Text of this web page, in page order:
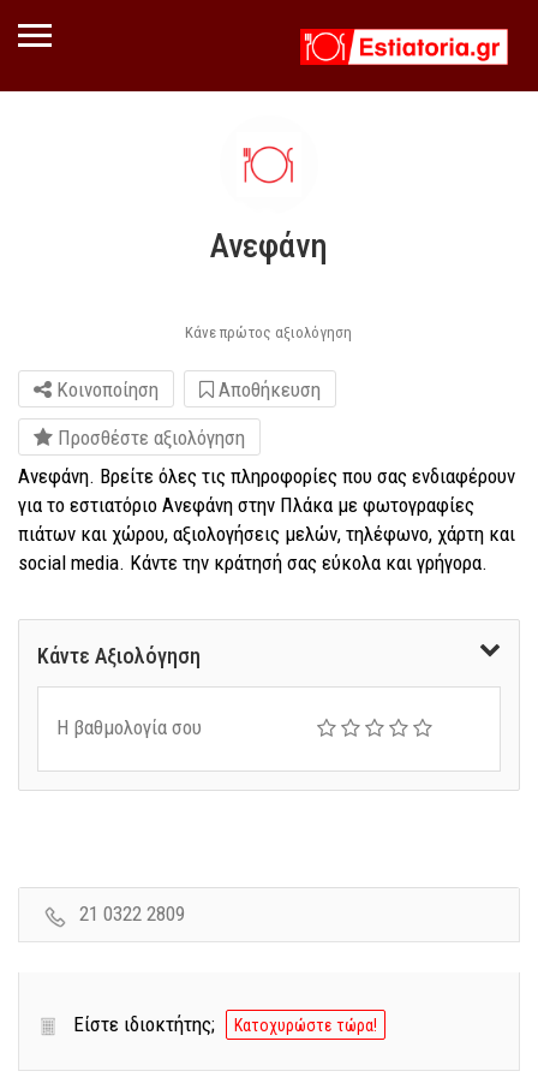
Ανεφάνη
Κάνε πρώτος αξιολόγηση
Κοινοποίηση
Αποθήκευση
Προσθέστε αξιολόγηση
Ανεφάνη. Βρείτε όλες τις πληροφορίες που σας ενδιαφέρουν
για το εστιατόριο Ανεφάνη στην Πλάκα με φωτογραφίες
πιάτων και χώρου, αξιολογήσεις μελών, τηλέφωνο, χάρτη και
social media. Κάντε την κράτησή σας εύκολα και γρήγορα.
Κάντε Αξιολόγηση
Η βαθμολογία σου
21 0322 2809
Είστε ιδιοκτήτης; Κατοχυρώστε τώρα!